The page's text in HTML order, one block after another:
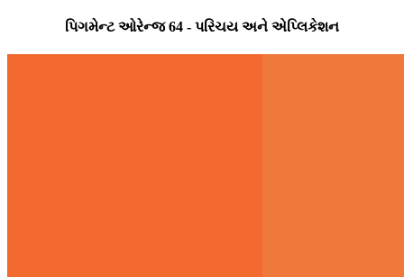
પિગમેન્ટ ઓરેન્જ 64 - પરિચય અને એપ્લિકેશન